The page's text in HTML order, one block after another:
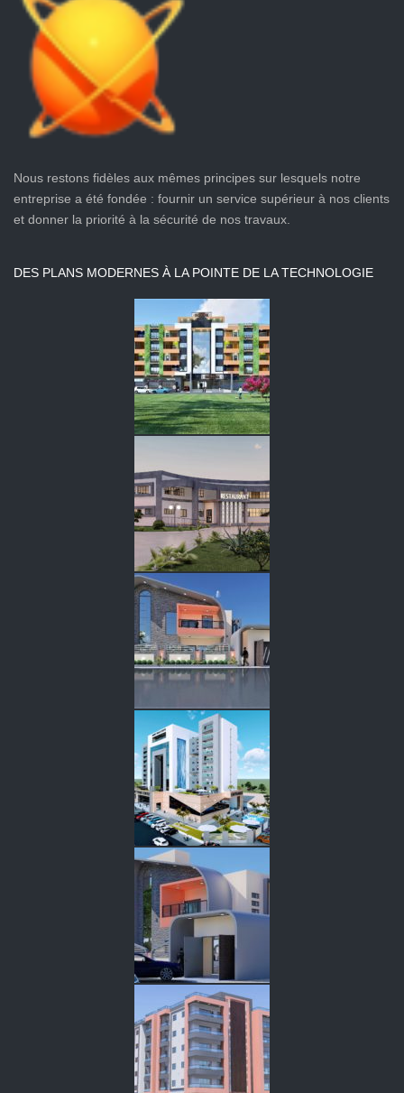
Immeuble
d’appartement
R+1
Client: Awesome
Company Location:
Barcelone, Spain
VIEW MORE
Nous restons fidèles aux mêmes principes sur lesquels notre
entreprise a été fondée : fournir un service supérieur à nos clients
et donner la priorité à la sécurité de nos travaux.
DES PLANS MODERNES À LA POINTE DE LA TECHNOLOGIE